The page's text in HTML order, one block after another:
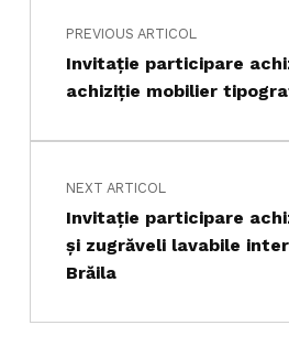
PREVIOUS ARTICOL
Invitație participare
achiziţie mobilier
NEXT ARTICOL
Invitație participare
şi zugrăveli lavabile
Brăila